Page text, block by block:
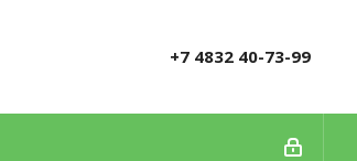
+7 4832 40-73-99